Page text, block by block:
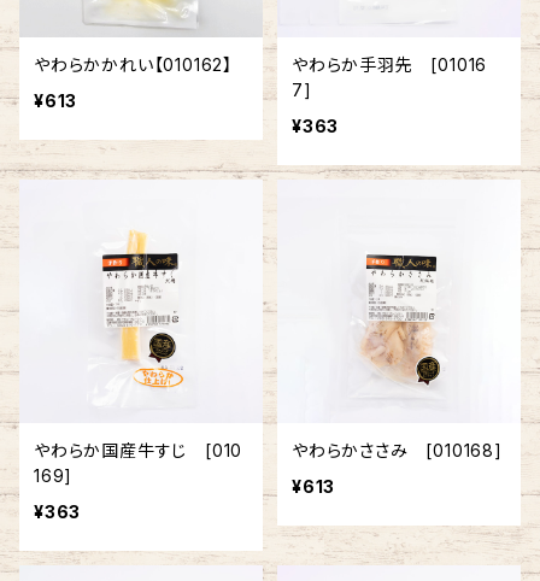
やわらかかれい【010162】
¥613
やわらか手羽先 [01016
7]
¥363
やわらか国産牛すじ [010
169]
¥363
やわらかささみ [010168]
¥613